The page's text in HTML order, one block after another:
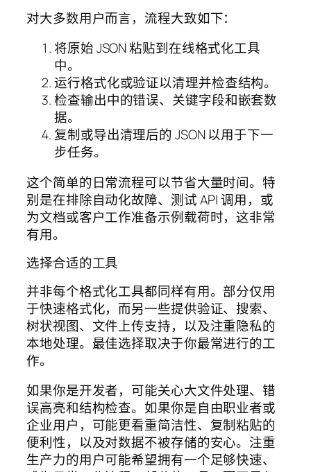
对大多数用户而言，流程大致如下：
将原始 JSON 粘贴到在线格式化工具
中。
运行格式化或验证以清理并检查结构。
检查输出中的错误、关键字段和嵌套数
据。
复制或导出清理后的 JSON 以用于下一
步任务。
这个简单的日常流程可以节省大量时间。特
别是在排除自动化故障、测试 API 调用，或
为文档或客户工作准备示例载荷时，这非常
有用。
选择合适的工具
并非每个格式化工具都同样有用。部分仅用
于快速格式化，而另一些提供验证、搜索、
树状视图、文件上传支持，以及注重隐私的
本地处理。最佳选择取决于你最常进行的工
作。
如果你是开发者，可能关心大文件处理、错
误高亮和结构检查。如果你是自由职业者或
企业用户，可能更看重简洁性、复制粘贴的
便利性，以及对数据不被存储的安心。注重
生产力的用户可能希望拥有一个足够快速、